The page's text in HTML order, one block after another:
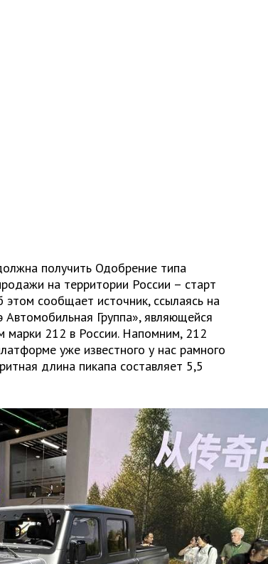
получить Одобрение типа
на территории России – старт
этом сообщает источник, ссылаясь на
Автомобильная Группа», являющейся
212 в России. Напомним, 212
уже известного у нас рамного
длина пикапа составляет 5,5